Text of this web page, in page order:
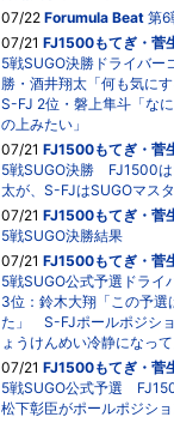
07/22 Forumula Beat 第6
07/21 FJ1500もてぎ・菅
5戦SUGO決勝ドライバ
勝・酒井翔太「何も気に
S-FJ 2位・磐上隼斗「な
の上みたい」
07/21 FJ1500もてぎ・菅
5戦SUGO決勝 FJ1500は
太が、S-FJはSUGOマス
07/21 FJ1500もてぎ・菅
5戦SUGO決勝結果
07/21 FJ1500もてぎ・菅
5戦SUGO公式予選ドラ
3位：鈴木大翔「この予選
た」 S-FJポールポジシ
ょうけんめい冷静になって
07/21 FJ1500もてぎ・菅
5戦SUGO公式予選
松下彰臣がポールポジシ